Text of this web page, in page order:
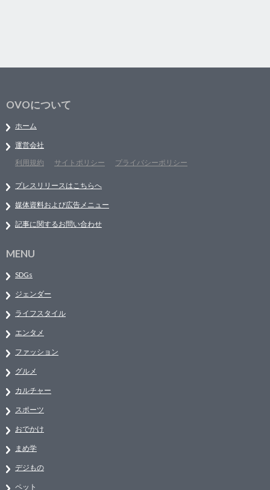
OVOについて
ホーム
運営会社
利用規約
サイトポリシー プライバシーポリシー
プレスリリースはこちらへ
媒体資料および広告メニュー
記事に関するお問い合わせ
MENU
SDGs
ジェンダー
ライフスタイル
エンタメ
ファッション
グルメ
カルチャー
スポーツ
おでかけ
まめ学
デジもの
ペット